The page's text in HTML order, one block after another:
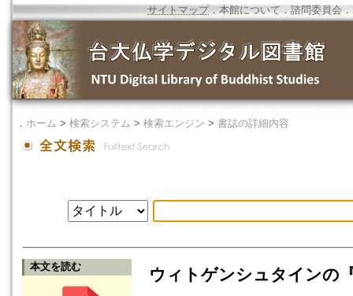
サイトマップ．本館について ． 諮問委員会 ．
． ホーム > 検索システム > 検索エンジン > 書誌の詳細内容
本文を読む
ウィトゲンシュタインの